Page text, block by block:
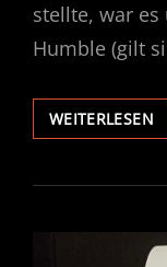
stellte, war es
Humble (gilt
WEITERLESEN